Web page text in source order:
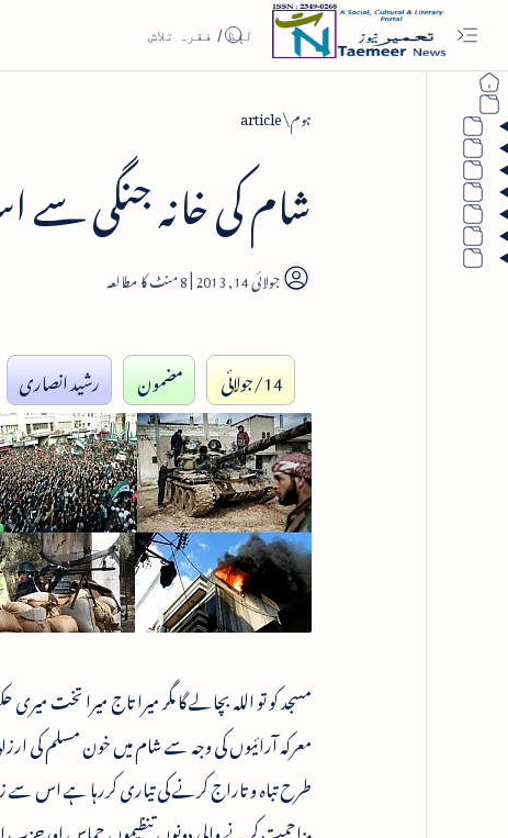
ہوم article
شام کی خانہ جنگی
8
14/جولائی مضمون
رشید انصاری
مسجد کو تو اللہ بچالے گا مگر میرا تاج میرا تخت
معرکہ آرائیوں کی وجہ سے شام میں خون مسلم کی
طرح تباہ و تاراج کرنے کی تیاری کررہا ہے اس